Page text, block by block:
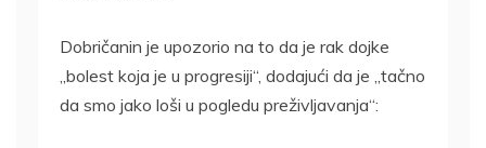
Dobričanin je upozorio na to da je rak dojke
„bolest koja je u progresiji“, dodajući da je „tačno
da smo jako loši u pogledu preživljavanja“: